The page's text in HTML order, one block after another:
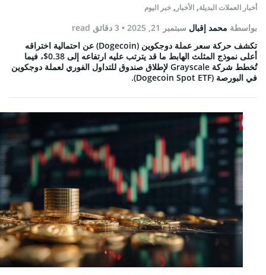
أخبار العملات البديلة, الأخبار, خبر اليوم
بواسطة محمد إقبال سبتمبر 21, 2025
• 3 دقائق read
تكشف حركة سعر عملة دوجكوين (Dogecoin) عن احتمالية اختراقه
أعلى نموذج المثلث الهابط ما قد يترتب عليه ارتفاعه إلى 0.38$، فيما
تُخطط شركة Grayscale لإطلاق صندوق للتداول الفوري لعملة دوجكوين
في البورصة (Dogecoin Spot ETF).